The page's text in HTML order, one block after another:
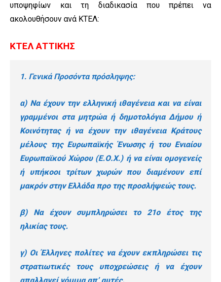
υποψηφίων και τη διαδικασία που πρέπει να
ακολουθήσουν ανά ΚΤΕΛ:
ΚΤΕΛ ΑΤΤΙΚΗΣ
1. Γενικά Προσόντα πρόσληψης:
α) Να έχουν την ελληνική ιθαγένεια και να είναι
γραμμένοι στα μητρώα ή δημοτολόγια Δήμου ή
Κοινότητας ή να έχουν την ιθαγένεια Κράτους
μέλους της Ευρωπαϊκής Ένωσης ή του Ενιαίου
Ευρωπαϊκού Χώρου (Ε.Ο.Χ.) ή να είναι ομογενείς
ή υπήκοοι τρίτων χωρών που διαμένουν επί
μακρόν στην Ελλάδα προ της προσλήψεώς τους.
β) Να έχουν συμπληρώσει το 21ο έτος της
ηλικίας τους.
γ) Οι Έλληνες πολίτες να έχουν εκπληρώσει τις
στρατιωτικές τους υποχρεώσεις ή να έχουν